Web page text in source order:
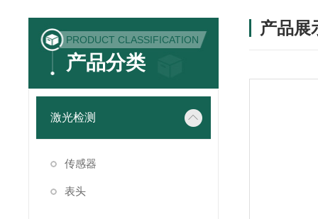
PRODUCT CLASSIFICATION
产品分类
激光检测
传感器
表头
产品展